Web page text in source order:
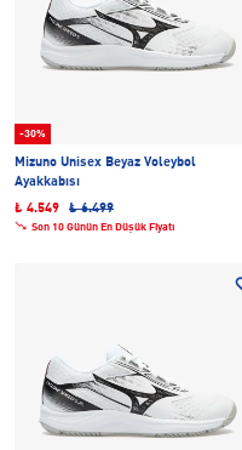
-30%
Mizuno Unisex Beyaz Voleybol
Ayakkabısı
₺ 4.549
₺ 6.499
Son 10 Günün En Düşük Fiyatı